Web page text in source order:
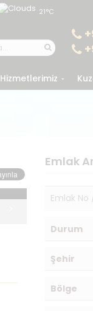
21°C
Hizmetlerimiz
Emlak
Durum
Şehir
Bölge